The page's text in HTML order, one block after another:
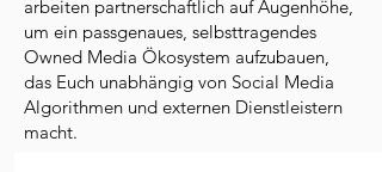
arbeiten partnerschaftlich auf Augenhöhe,
um ein passgenaues, selbsttragendes
Owned Media Ökosystem aufzubauen,
das Euch unabhängig von Social Media
Algorithmen und externen Dienstleistern
macht.